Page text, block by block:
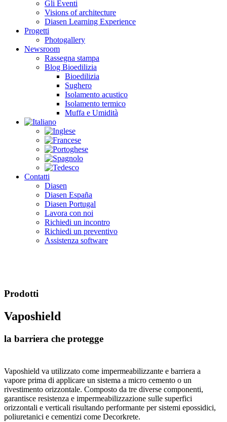
Gli Eventi
Visions of architecture
Diasen Learning Experience
Progetti
Photogallery
Newsroom
Rassegna stampa
Blog Bioedilizia
Bioedilizia
Sughero
Isolamento acustico
Isolamento termico
Muffa e Umidità
Contatti
Diasen
Diasen España
Diasen Portugal
Lavora con noi
Richiedi un incontro
Richiedi un preventivo
Assistenza software
Prodotti
Vaposhield
la barriera che protegge
Vaposhield va utilizzato come impermeabilizzante e barriera a
vapore prima di applicare un sistema a micro cemento o un
rivestimento orizzontale. Composto da tre diverse componenti,
garantisce resistenza e impermeabilizzazione sulle superfici
orizzontali e verticali risultando performante per sistemi epossidici,
poliuretanici e cementizi come Decorkrete.